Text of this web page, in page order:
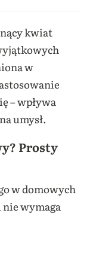
kwiat
w
– wpływa
umysł.
Prosty
w domowych
wymaga